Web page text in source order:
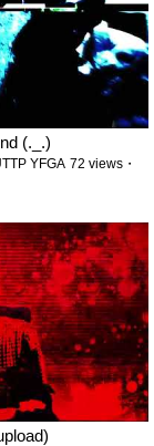
(._.)
YFGA 72 views・